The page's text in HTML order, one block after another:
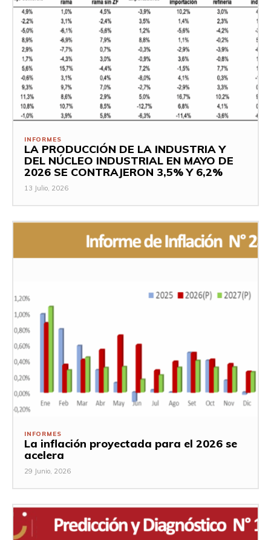
INFORMES
LA PRODUCCIÓN DE LA INDUSTRIA Y
DEL NÚCLEO INDUSTRIAL EN MAYO DE
2026 SE CONTRAJERON 3,5% Y 6,2%
13 Julio, 2026
INFORMES
La inflación proyectada para el 2026 se
acelera
29 Junio, 2026